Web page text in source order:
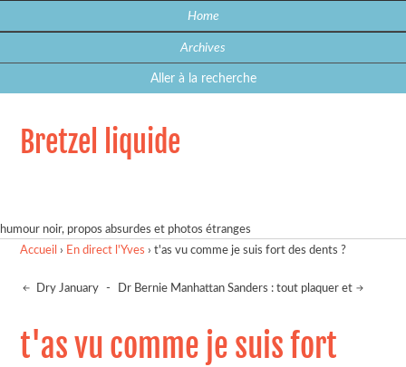
Home
Archives
Aller à la recherche
Bretzel liquide
humour noir, propos absurdes et photos étranges
Accueil › En direct l'Yves ›t'as vu comme je suis fort des dents ?
Dry January - Dr Bernie Manhattan Sanders : tout plaquer et
t'as vu comme je suis fort